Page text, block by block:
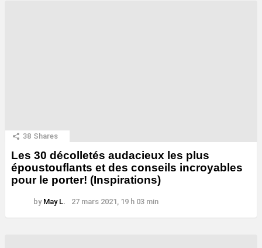
38 Shares
Les 30 décolletés audacieux les plus
époustouflants et des conseils incroyables
pour le porter! (Inspirations)
by May L. 27 mars 2021, 19 h 03 min